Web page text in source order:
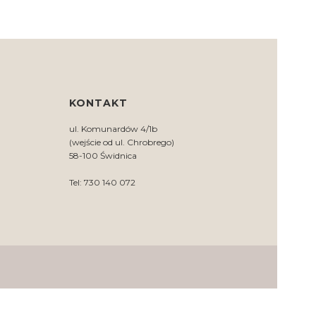
KONTAKT
ul. Komunardów 4/1b
(wejście od ul. Chrobrego)
58-100 Świdnica
Tel: 730 140 072